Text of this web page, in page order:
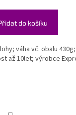
do košíku
váha vč. obalu 430g;
až 10let; výrobce